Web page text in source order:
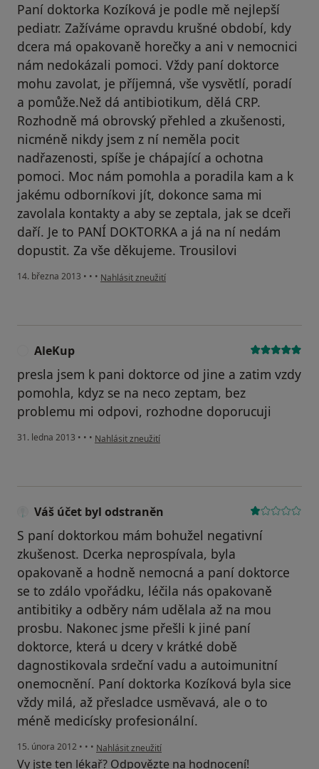
Paní doktorka Kozíková je podle mě nejlepší
pediatr. Zažíváme opravdu krušné období, kdy
dcera má opakovaně horečky a ani v nemocnici
nám nedokázali pomoci. Vždy paní doktorce
mohu zavolat, je příjemná, vše vysvětlí, poradí
a pomůže.Než dá antibiotikum, dělá CRP.
Rozhodně má obrovský přehled a zkušenosti,
nicméně nikdy jsem z ní neměla pocit
nadřazenosti, spíše je chápající a ochotna
pomoci. Moc nám pomohla a poradila kam a k
jakému odborníkovi jít, dokonce sama mi
zavolala kontakty a aby se zeptala, jak se dceři
daří. Je to PANÍ DOKTORKA a já na ní nedám
dopustit. Za vše děkujeme. Trousilovi
14. března 2013 • • • podle názoru uživatele Váš účet byl odstraněn
Nahlásit zneužití
AleKup
presla jsem k pani doktorce od jine a zatim vzdy
pomohla, kdyz se na neco zeptam, bez
problemu mi odpovi, rozhodne doporucuji
31. ledna 2013 • • • podle názoru uživatele AleKup
Nahlásit zneužití
Váš účet byl odstraněn
S paní doktorkou mám bohužel negativní
zkušenost. Dcerka neprospívala, byla
opakovaně a hodně nemocná a paní doktorce
se to zdálo vpořádku, léčila nás opakovaně
antibitiky a odběry nám udělala až na mou
prosbu. Nakonec jsme přešli k jiné paní
doktorce, která u dcery v krátké době
dagnostikovala srdeční vadu a autoimunitní
onemocnění. Paní doktorka Kozíková byla sice
vždy milá, až přesladce usměvavá, ale o to
méně medicísky profesionální.
15. února 2012 • • • podle názoru uživatele Váš účet byl odstraněn
Nahlásit zneužití
Vy jste ten lékař? Odpovězte na hodnocení!